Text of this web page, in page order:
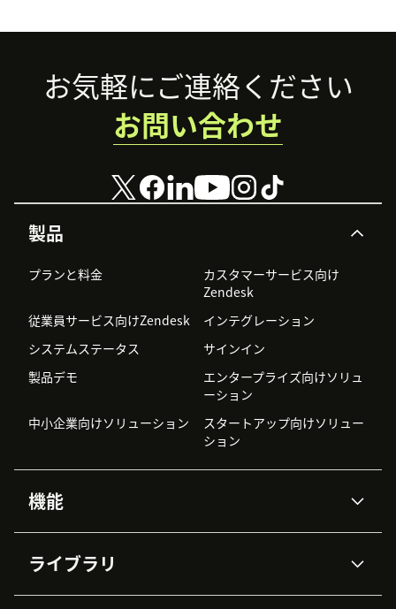
Footer
製品
プランと料金
カスタマーサービス向け
Zendesk
従業員サービス向けZendesk
インテグレーション
システムステータス
サインイン
製品デモ
エンタープライズ向けソリュ
ーション
中小企業向けソリューション
スタートアップ向けソリュー
ション
機能
Zendesk AI
高度なデータプライバシーと
ナレッジベース
ライブラリ
お気軽にご連絡ください
お問い合わせ